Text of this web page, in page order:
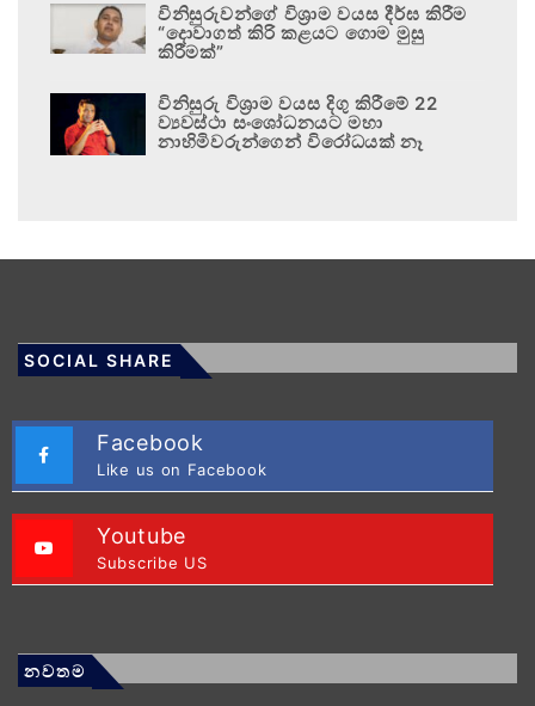
විනිසුරුවන්ගේ විශ්‍රාම වයස දීර්ඝ කිරීම
“දොවාගත් කිරි කළයට ගොම මුසු
කිරීමක්”
විනිසුරු විශ්‍රාම වයස දිගු කිරීමේ 22
ව්‍යවස්ථා සංශෝධනයට මහා
නාහිමිවරුන්ගෙන් විරෝධයක් නෑ
SOCIAL SHARE
Facebook
Like us on Facebook
Youtube
Subscribe US
නවතම